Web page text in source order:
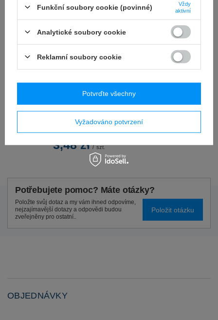
Zaślepka do profili 25x25mm z gwintem M10 do
275kg
3,48 zł / szt.
Potřebujete pomoc? Máte otázky?
Položte svůj dotaz a my vám ihned odpovíme,
nejzajímavější dotazy a odpovědi budou
zveřejněny pro ostatní..
Položit otázku
OBJEDNÁVKY
Funkční soubory cookie (povinné)
Vždy
aktivní
Analytické soubory cookie
Reklamní soubory cookie
Vyžadováno potvrzení
Potvrďte všechny